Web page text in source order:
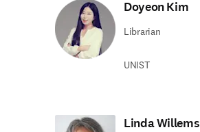
Doyeon Kim
Librarian
UNIST
Linda Willems